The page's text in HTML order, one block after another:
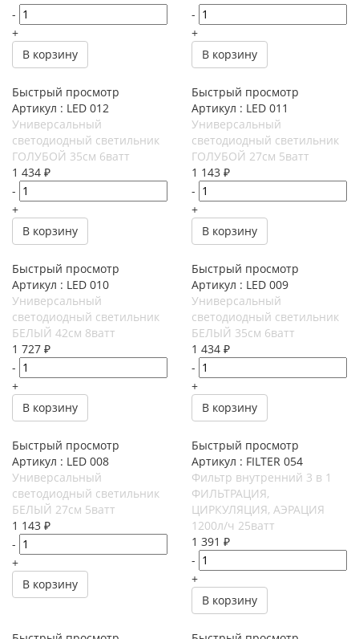
-
+
В корзину
-
+
В корзину
Быстрый просмотр
Артикул : LED 012
Универсальный
светодиодный светильник
ГОЛУБОЙ 35см 6ватт
1 434 ₽
-
+
В корзину
Быстрый просмотр
Артикул : LED 011
Универсальный
светодиодный светильник
ГОЛУБОЙ 27см 5ватт
1 143 ₽
-
+
В корзину
Быстрый просмотр
Артикул : LED 010
Универсальный
светодиодный светильник
БЕЛЫЙ 42см 8ватт
1 727 ₽
-
+
В корзину
Быстрый просмотр
Артикул : LED 009
Универсальный
светодиодный светильник
БЕЛЫЙ 35см 6ватт
1 434 ₽
-
+
В корзину
Быстрый просмотр
Артикул : LED 008
Универсальный
светодиодный светильник
БЕЛЫЙ 27см 5ватт
1 143 ₽
-
+
В корзину
Быстрый просмотр
Артикул : FILTER 054
Фильтр внутренний 3 в 1
ФИЛЬТРАЦИЯ,
ЦИРКУЛЯЦИЯ, АЭРАЦИЯ
1200л/ч 25ватт
1 391 ₽
-
+
В корзину